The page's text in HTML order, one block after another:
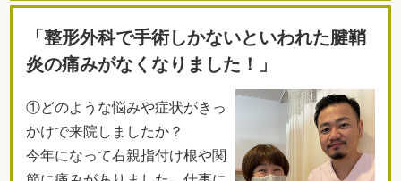
「整形外科で手術しかないといわれた腱鞘
炎の痛みがなくなりました！」
①どのような悩みや症状がきっ
かけで来院しましたか？
今年になって右親指付け根や関